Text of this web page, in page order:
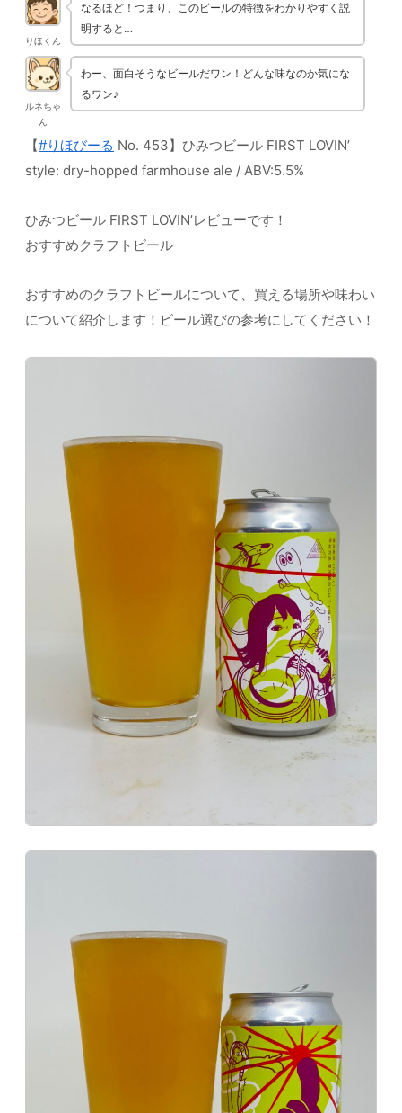
りほくん
なるほど！つまり、このビールの特徴をわかりやすく説
明すると…
ルネちゃ
ん
わー、面白そうなビールだワン！どんな味なのか気にな
るワン♪
【#りほびーる No. 453】ひみつビール FIRST LOVIN’
style: dry-hopped farmhouse ale / ABV:5.5%
ひみつビール FIRST LOVIN’レビューです！
おすすめクラフトビール
おすすめのクラフトビールについて、買える場所や味わい
について紹介します！ビール選びの参考にしてください！